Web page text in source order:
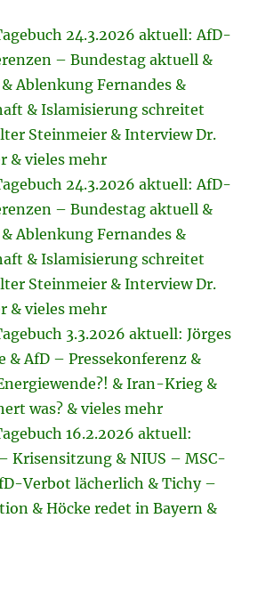
24.3.2026 aktuell: AfD-
– Bundestag aktuell &
& Ablenkung Fernandes &
& Islamisierung schreitet
Steinmeier & Interview Dr.
& vieles mehr
24.3.2026 aktuell: AfD-
– Bundestag aktuell &
& Ablenkung Fernandes &
& Islamisierung schreitet
Steinmeier & Interview Dr.
& vieles mehr
3.3.2026 aktuell: Jörges
& AfD – Pressekonferenz &
& Iran-Krieg &
was? & vieles mehr
16.2.2026 aktuell:
Krisensitzung & NIUS – MSC-
Verbot lächerlich & Tichy –
& Höcke redet in Bayern &